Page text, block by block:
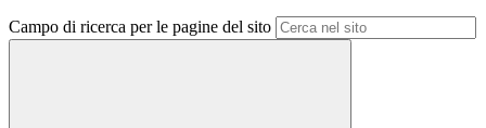
Campo di ricerca per le pagine del sito